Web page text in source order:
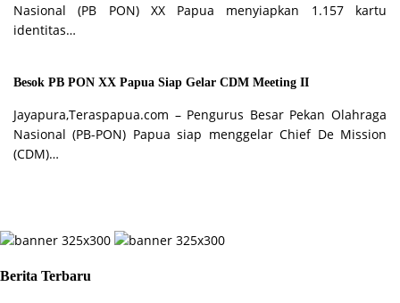
Nasional (PB PON) XX Papua menyiapkan 1.157 kartu
identitas…
Besok PB PON XX Papua Siap Gelar CDM Meeting II
Jayapura,Teraspapua.com – Pengurus Besar Pekan Olahraga
Nasional (PB-PON) Papua siap menggelar Chief De Mission
(CDM)…
Berita Terbaru